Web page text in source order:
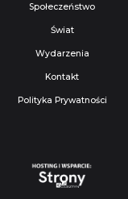
Społeczeństwo
Świat
Wydarzenia
Kontakt
Polityka Prywatności